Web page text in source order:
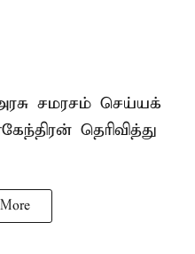
சமரசம் செய்யக்
தெரிவித்து